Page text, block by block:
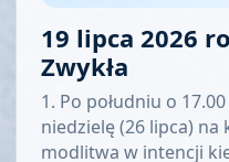
19 lipca 2026
Zwykła
1. Po południu o
niedzielę (26 lipca) na
modlitwa w intencji